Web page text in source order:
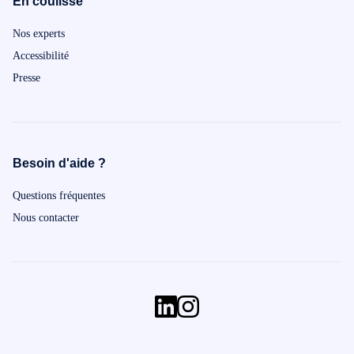
Nos experts
Accessibilité
Presse
Besoin d'aide ?
Questions fréquentes
Nous contacter